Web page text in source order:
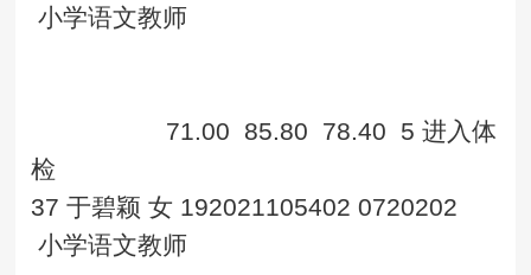
小学语文教师
71.00 85.80 78.40 5 进入体
检
37 于碧颖 女 192021105402 0720202
小学语文教师